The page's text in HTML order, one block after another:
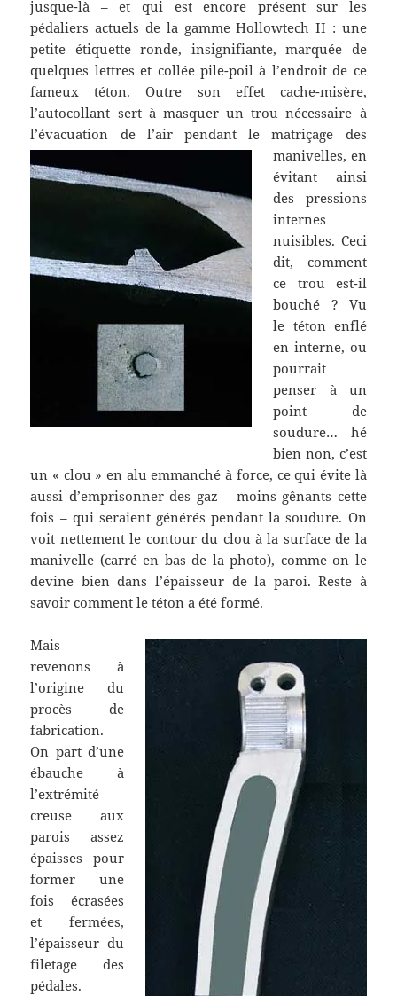
jusque-là – et qui est encore présent sur les
pédaliers actuels de la gamme Hollowtech II : une
petite étiquette ronde, insignifiante, marquée de
quelques lettres et collée pile-poil à l’endroit de ce
fameux téton. Outre son effet cache-misère,
l’autocollant sert à masquer un trou nécessaire à
l’évacuation de l’air pendant le matriçage des
manivelles, en
évitant ainsi
des pressions
internes
nuisibles. Ceci
dit, comment
ce trou est-il
bouché ? Vu
le téton enflé
en interne, ou
pourrait
penser à un
point de
soudure… hé
bien non, c’est
un « clou » en alu emmanché à force, ce qui évite là
aussi d’emprisonner des gaz – moins gênants cette
fois – qui seraient générés pendant la soudure. On
voit nettement le contour du clou à la surface de la
manivelle (carré en bas de la photo), comme on le
devine bien dans l’épaisseur de la paroi. Reste à
savoir comment le téton a été formé.
Mais
revenons à
l’origine du
procès de
fabrication.
On part d’une
ébauche à
l’extrémité
creuse aux
parois assez
épaisses pour
former une
fois écrasées
et fermées,
l’épaisseur du
filetage des
pédales.